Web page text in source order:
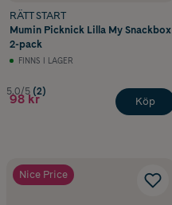
RÄTT START
Mumin Picknick Lilla My Snackbox
2-pack
FINNS I LAGER
5.0/5 (2)
98 kr Köp
Nice Price